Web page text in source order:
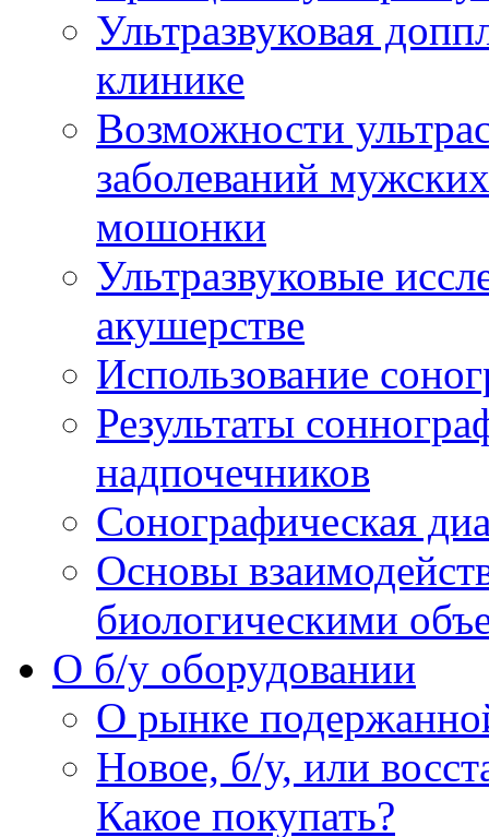
Ультразвуковая
клинике
Возможности
заболеваний
мошонки
Ультразвуковые
акушерстве
Использование
Результаты
надпочечников
Сонографическая
Основы
биологическими
O б/у оборудовании
О рынке
Новое, б/у, или
Какое покупать?